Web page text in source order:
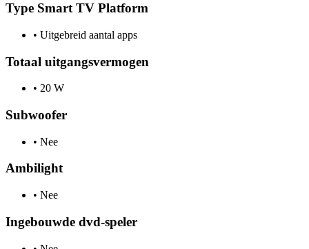
Type Smart TV Platform
• Uitgebreid aantal apps
Totaal uitgangsvermogen
• 20 W
Subwoofer
• Nee
Ambilight
• Nee
Ingebouwde dvd-speler